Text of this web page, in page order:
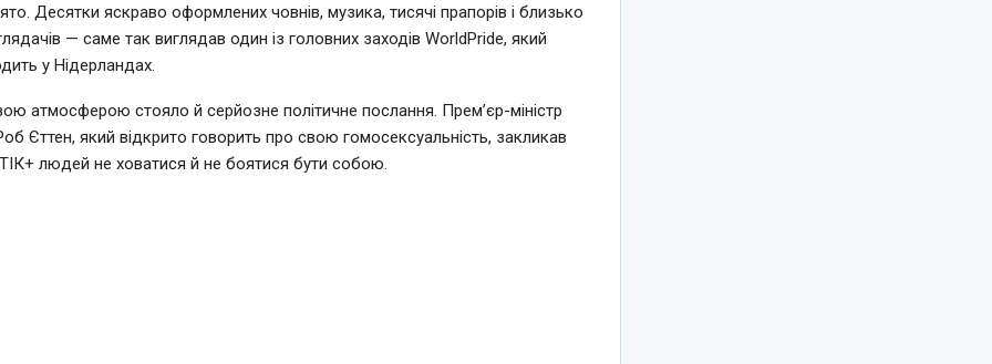
Десятки яскраво оформлених човнів, музика, тисячі прапорів і близько
— саме так виглядав один із головних заходів WorldPride, який
у Нідерландах.
атмосферою стояло й серйозне політичне послання. Прем’єр-міністр
Єттен, який відкрито говорить про свою гомосексуальність, закликав
людей не ховатися й не боятися бути собою.